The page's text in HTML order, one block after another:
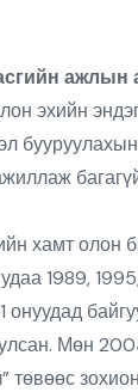
ажлын
эхийн
хамт олон
1989,
Мөн
төвөөс